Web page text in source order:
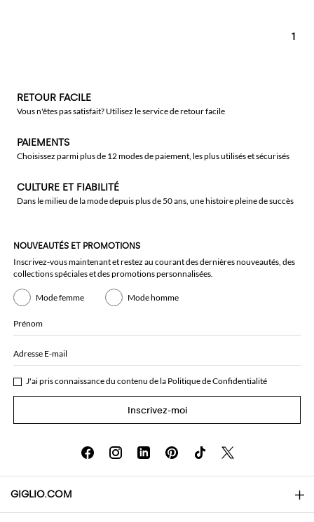
1
RETOUR FACILE
Vous n'êtes pas satisfait? Utilisez le service de retour facile
PAIEMENTS
Choisissez parmi plus de 12 modes de paiement, les plus utilisés et sécurisés
CULTURE ET FIABILITÉ
Dans le milieu de la mode depuis plus de 50 ans, une histoire pleine de succès
NOUVEAUTÉS ET PROMOTIONS
Inscrivez-vous maintenant et restez au courant des dernières nouveautés, des
collections spéciales et des promotions personnalisées.
Mode femme Mode homme
Prénom
Adresse E-mail
J'ai pris connaissance du contenu de la Politique de Confidentialité
Inscrivez-moi
GIGLIO.COM